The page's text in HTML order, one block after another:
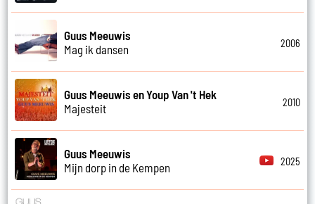
Guus Meeuwis
Mag ik dansen
2006
Guus Meeuwis en Youp Van 't Hek
Majesteit
2010
Guus Meeuwis
Mijn dorp in de Kempen
2025